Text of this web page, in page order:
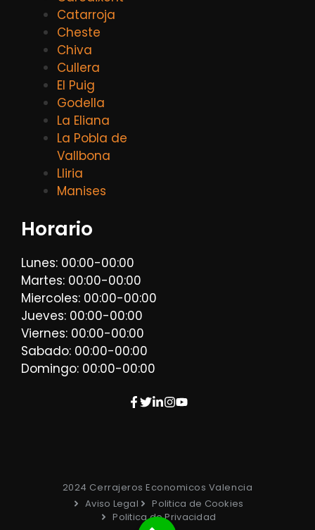
Catarroja
Cheste
Chiva
Cullera
El Puig
Godella
La Eliana
La Pobla de
Vallbona
Lliria
Manises
Horario
Lunes: 00:00-00:00
Martes: 00:00-00:00
Miercoles: 00:00-00:00
Jueves: 00:00-00:00
Viernes: 00:00-00:00
Sabado: 00:00-00:00
Domingo: 00:00-00:00
2024 Cerrajeros Economicos Valencia
Aviso Legal
Politica de Cookies
Politica de Privacidad